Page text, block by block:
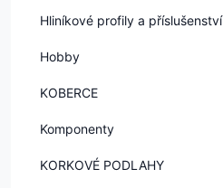
Hliníkové profily a příslušenství
Hobby
KOBERCE
Komponenty
KORKOVÉ PODLAHY